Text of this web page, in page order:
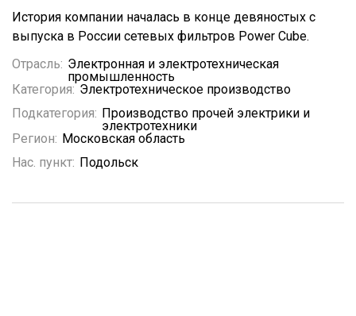
История компании началась в конце девяностых с
выпуска в России сетевых фильтров Power Cube.
Отрасль: Электронная и электротехническая
промышленность
Категория: Электротехническое производство
Подкатегория: Производство прочей электрики и
электротехники
Регион: Московская область
Нас. пункт: Подольск